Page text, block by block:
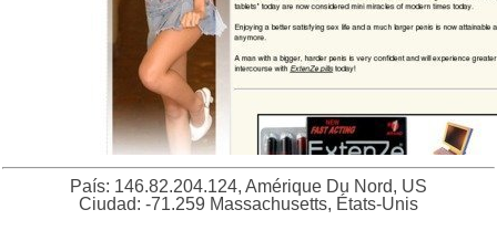
País: 146.82.204.124, Amérique Du Nord, US
Ciudad: -71.259 Massachusetts, États-Unis